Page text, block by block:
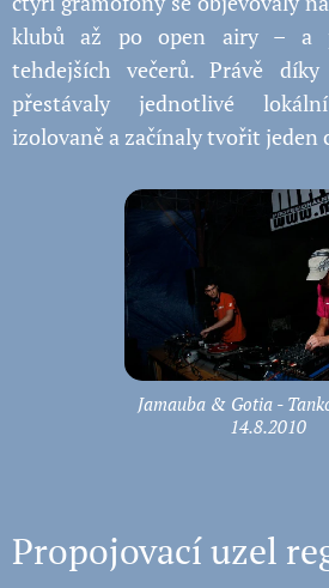
klubů až po open airy – a
tehdejších večerů. Právě
přestávaly jednotlivé
izolovaně a začínaly tvořit jeden
Jamauba & Gotia -
14.8.2010
Propojovací uzel